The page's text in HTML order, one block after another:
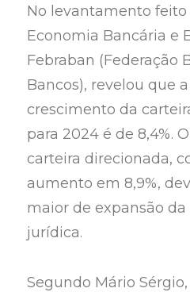
No levantamento feito
Economia Bancária e
Febraban (Federação
Bancos), revelou que
crescimento da
para 2024 é de 8,4%.
carteira direcionada,
aumento em 8,9%,
maior de expansão da
jurídica.
Segundo Mário